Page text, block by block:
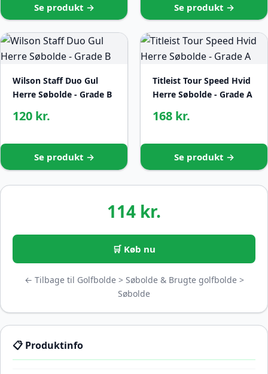
Se produkt → Se produkt →
Wilson Staff Duo Gul
Herre Søbolde - Grade B
120 kr.
Se produkt →
Titleist Tour Speed Hvid
Herre Søbolde - Grade A
168 kr.
Se produkt →
114 kr.
🛒 Køb nu
← Tilbage til Golfbolde > Søbolde & Brugte golfbolde >
Søbolde
📋 Produktinfo